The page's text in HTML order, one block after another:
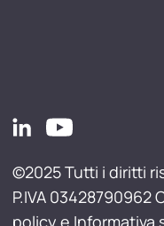
©2025 Tutti i diritti
P.IVA 03428790962